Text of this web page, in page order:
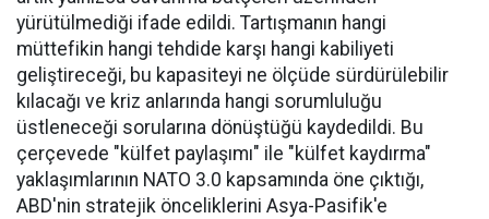
yürütülmediği ifade edildi. Tartışmanın hangi
müttefikin hangi tehdide karşı hangi kabiliyeti
geliştireceği, bu kapasiteyi ne ölçüde sürdürülebilir
kılacağı ve kriz anlarında hangi sorumluluğu
üstleneceği sorularına dönüştüğü kaydedildi. Bu
çerçevede "külfet paylaşımı" ile "külfet kaydırma"
yaklaşımlarının NATO 3.0 kapsamında öne çıktığı,
ABD'nin stratejik önceliklerini Asya-Pasifik'e